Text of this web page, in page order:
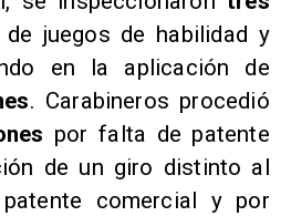
de juegos de habilidad y
en la aplicación de
. Carabineros procedió
por falta de patente
de un giro distinto al
comercial y por